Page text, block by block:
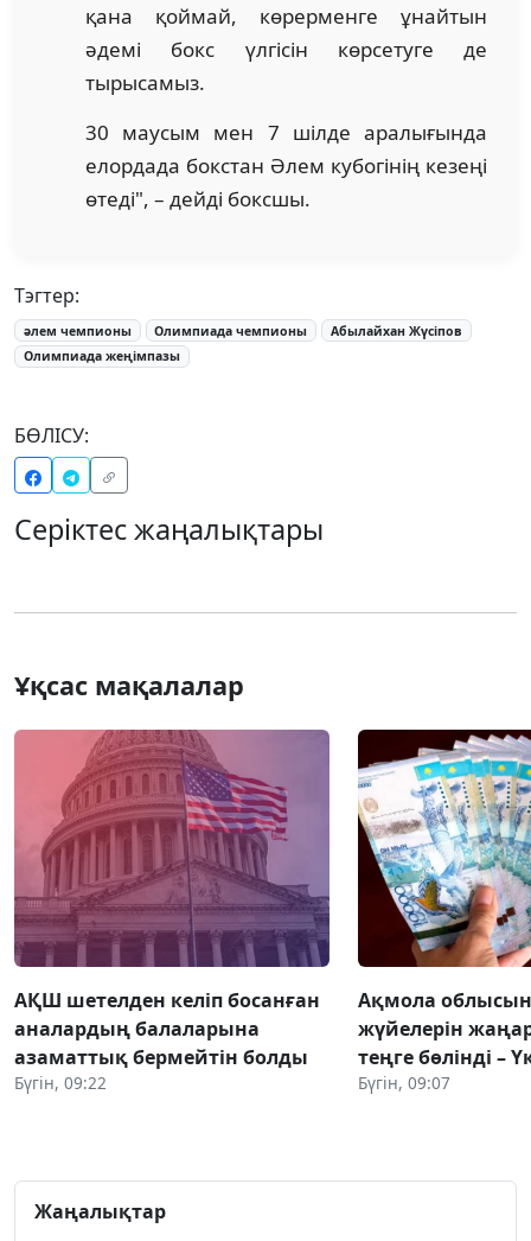
қана қоймай, көрерменге ұнайтын
әдемі бокс үлгісін көрсетуге де
тырысамыз.
30 маусым мен 7 шілде аралығында
елордада бокстан Әлем кубогінің кезеңі
өтеді", – дейді боксшы.
Тэгтер:
әлем чемпионы Олимпиада чемпионы
Абылайхан Жүсіпов
Олимпиада жеңімпазы
БӨЛІСУ:
Серіктес жаңалықтары
Ұқсас мақалалар
АҚШ шетелден келіп босанған
аналардың балаларына
азаматтық бермейтін болды
Бүгін, 09:22
Ақмола
жүйелерін
теңге бөлінді –
Бүгін, 09:07
Жаңалықтар